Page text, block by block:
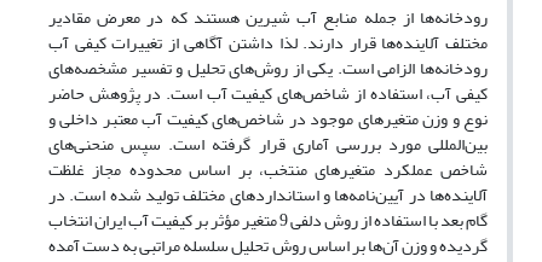
رودخانه‌ها از جمله منابع آب شیرین هستند که در معرض مقادیر
مختلف آلاینده‌ها‌ قرار دارند. لذا داشتن آگاهی از تغییرات کیفی آب
رودخانه‌ها الزامی است. یکی از روش‌های تحلیل و تفسیر مشخصه‌های
کیفی آب، استفاده از شاخص‌های کیفیت آب است. در پژوهش حاضر
نوع و وزن متغیرهای موجود در شاخص‌های کیفیت آب معتبر داخلی و
بین‌المللی مورد بررسی آماری قرار گرفته است. سپس منحنی‌های
شاخص عملکرد متغیرهای منتخب، بر اساس محدوده مجاز غلظت
آلاینده‌ها در آیین‌نامه‌ها و استانداردهای مختلف تولید شده است. در
گام بعد با استفاده از روش دلفی 9 متغیر مؤثر بر کیفیت آب ایران انتخاب
گردیده و وزن آن‌ها بر اساس روش تحلیل سلسله مراتبی به دست آمده